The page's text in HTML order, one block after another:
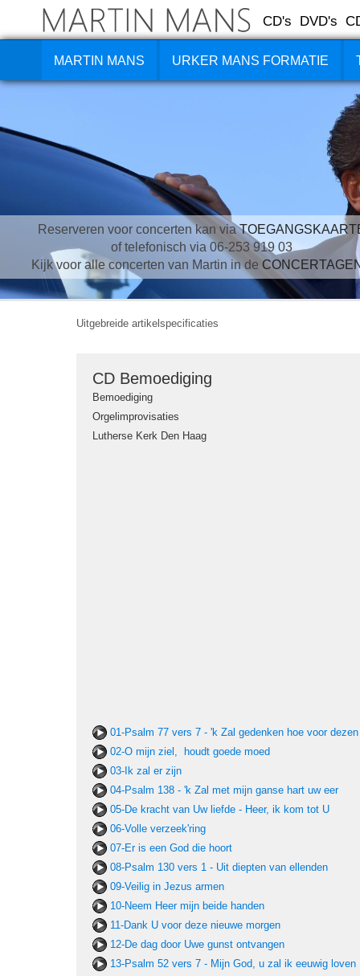
CD's DVD's
MARTIN MANS URKER MANS FORMATIE
Reserveren voor concerten kan via
of telefonisch via 06-253 919 03
Kijk voor alle concerten van Martin in de
Uitgebreide artikelspecificaties
CD Bemoediging
Bemoediging
Orgelimprovisaties
Lutherse Kerk Den Haag
01-Psalm 77 vers 7 - 'k Zal gedenken hoe voor dezen
02-O mijn ziel, houdt goede moed
03-Ik zal er zijn
04-Psalm 138 - 'k Zal met mijn ganse hart uw eer
05-De kracht van Uw liefde - Heer, ik kom tot U
06-Volle verzeek'ring
07-Er is een God die hoort
08-Psalm 130 vers 1 - Uit diepten van ellenden
09-Veilig in Jezus armen
10-Neem Heer mijn beide handen
11-Dank U voor deze nieuwe morgen
12-De dag door Uwe gunst ontvangen
13-Psalm 52 vers 7 - Mijn God, u zal ik eeuwig loven